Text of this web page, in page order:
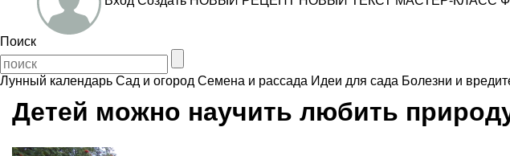
Поиск
Лунный календарь Сад и огород Семена и рассада Идеи для сада Болезни и
Детей можно научить любить